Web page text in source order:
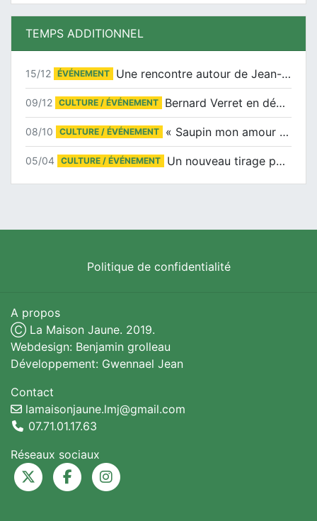
TEMPS ADDITIONNEL
15/12 ÉVÉNEMENT Une rencontre autour de Jean-Claude Suaudeau
09/12 CULTURE / ÉVÉNEMENT Bernard Verret en dédicaces le samedi 13 décembre à l’Espace Culturel Atlantis
08/10 CULTURE / ÉVÉNEMENT « Saupin mon amour » au salon du livre de Trentemoult
05/04 CULTURE / ÉVÉNEMENT Un nouveau tirage pour le Docu-BD
Politique de confidentialité
A propos
Ⓒ La Maison Jaune. 2019.
Webdesign: Benjamin grolleau
Développement: Gwennael Jean
Contact
lamaisonjaune.lmj@gmail.com
07.71.01.17.63
Réseaux sociaux